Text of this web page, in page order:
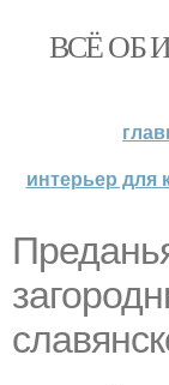
ВСЁ ОБ
интерьер для